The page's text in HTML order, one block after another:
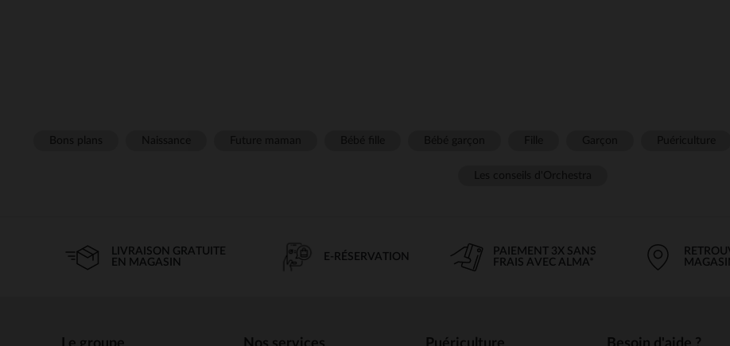
LIVRAISON GRATUITE
EN MAGASIN
E-RÉSERVATION
PAIEMENT 3X SANS
FRAIS AVEC ALMA*